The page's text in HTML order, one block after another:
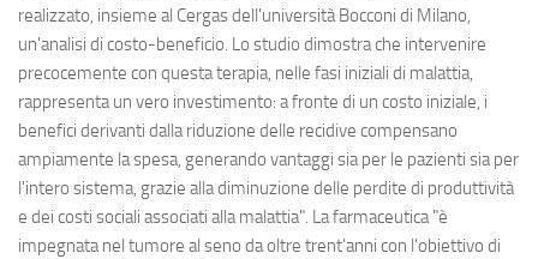
realizzato, insieme al Cergas dell'università Bocconi di Milano,
un'analisi di costo-beneficio. Lo studio dimostra che intervenire
precocemente con questa terapia, nelle fasi iniziali di malattia,
rappresenta un vero investimento: a fronte di un costo iniziale, i
benefici derivanti dalla riduzione delle recidive compensano
ampiamente la spesa, generando vantaggi sia per le pazienti sia per
l'intero sistema, grazie alla diminuzione delle perdite di produttività
e dei costi sociali associati alla malattia". La farmaceutica "è
impegnata nel tumore al seno da oltre trent'anni con l'obiettivo di